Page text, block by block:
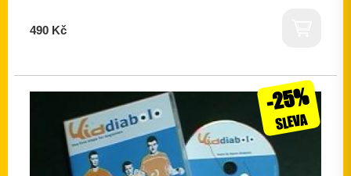
490 Kč
-25%
SLEVA